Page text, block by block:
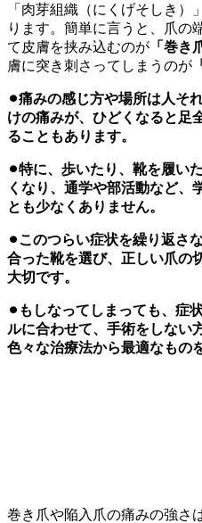
「肉芽組織（にくげそしき
ります。簡単に言うと、爪の
て皮膚を挟み込むのが 「巻き
膚に突き刺さってしまうのが
⚫︎痛みの感じ方や場所は人そ
けの痛みが、ひどくなると足
ることもあります。
⚫︎特に、歩いたり、靴を履い
くなり、通学や部活動など、
とも少なくありません。
⚫︎このつらい症状を繰り返さ
合った靴を選び、正しい爪の
大切です。
⚫︎もしなってしまっても、症
ルに合わせて、手術をしない
色々な治療法から最適なもの
巻き爪や陥入爪の痛みの強さ